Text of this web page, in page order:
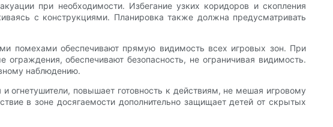
при необходимости. Избегание узких коридоров и скопления
с конструкциями. Планировка также должна предусматривать
помехами обеспечивают прямую видимость всех игровых зон. При
обеспечивают безопасность, не ограничивая видимость.
наблюдению.
огнетушители, повышает готовность к действиям, не мешая игровому
в зоне досягаемости дополнительно защищает детей от скрытых